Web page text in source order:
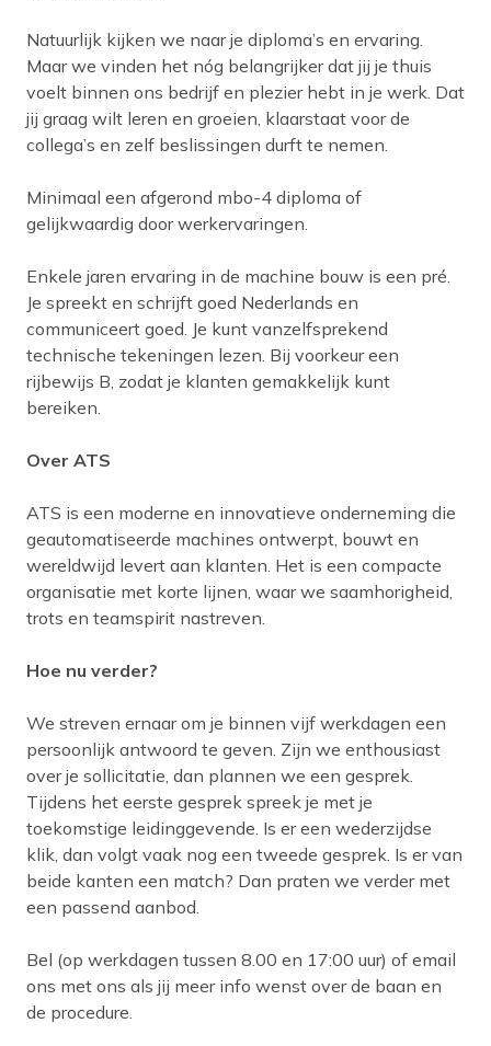
Natuurlijk kijken we naar je diploma’s en ervaring.
Maar we vinden het nóg belangrijker dat jij je thuis
voelt binnen ons bedrijf en plezier hebt in je werk. Dat
jij graag wilt leren en groeien, klaarstaat voor de
collega’s en zelf beslissingen durft te nemen.
Minimaal een afgerond mbo-4 diploma of
gelijkwaardig door werkervaringen.
Enkele jaren ervaring in de machine bouw is een pré.
Je spreekt en schrijft goed Nederlands en
communiceert goed. Je kunt vanzelfsprekend
technische tekeningen lezen. Bij voorkeur een
rijbewijs B, zodat je klanten gemakkelijk kunt
bereiken.
Over ATS
ATS is een moderne en innovatieve onderneming die
geautomatiseerde machines ontwerpt, bouwt en
wereldwijd levert aan klanten. Het is een compacte
organisatie met korte lijnen, waar we saamhorigheid,
trots en teamspirit nastreven.
Hoe nu verder?
We streven ernaar om je binnen vijf werkdagen een
persoonlijk antwoord te geven. Zijn we enthousiast
over je sollicitatie, dan plannen we een gesprek.
Tijdens het eerste gesprek spreek je met je
toekomstige leidinggevende. Is er een wederzijdse
klik, dan volgt vaak nog een tweede gesprek. Is er van
beide kanten een match? Dan praten we verder met
een passend aanbod.
Bel (op werkdagen tussen 8.00 en 17:00 uur) of email
ons met ons als jij meer info wenst over de baan en
de procedure.